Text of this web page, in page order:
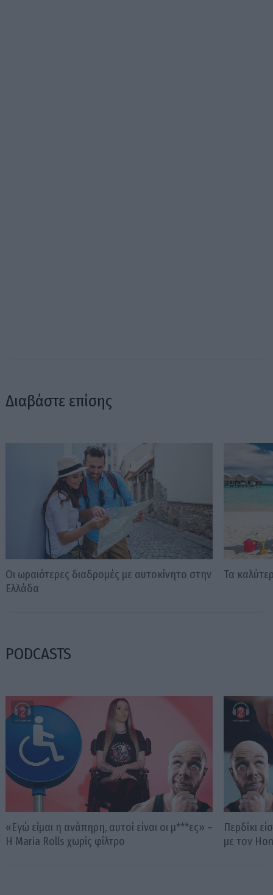
Διαβάστε επίσης
Οι ωραιότερες διαδρομές με αυτοκίνητο στην
Ελλάδα
Τα
PODCASTS
«Εγώ είμαι η ανάπηρη, αυτοί είναι οι μ***ες» –
Η Maria Rolls χωρίς φίλτρο
Περδίκι
με τον